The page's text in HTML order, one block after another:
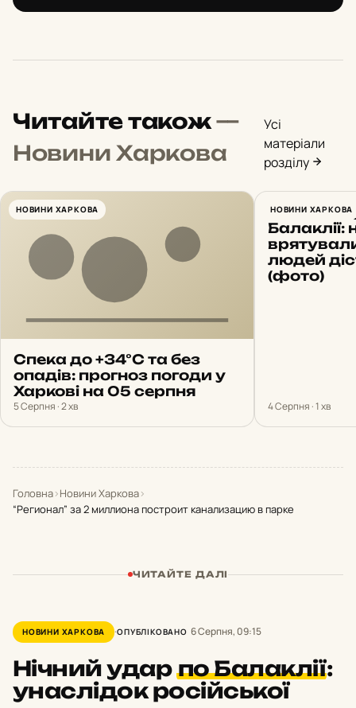
Читайте також—
Новини Харкова
Усі
матеріали
розділу
НОВИНИ ХАРКОВА
Спека до +34°С та без
опадів: прогноз погоди у
Харкові на 05 серпня
5 Серпня · 2 хв
НОВИНИ ХАРКОВА
Ракетний
людей
(фото)
4 Серпня · 1 хв
Головна›Новини Харкова›
“Регионал” за 2 миллиона построит канализацию в парке
ЧИТАЙТЕ ДАЛІ
НОВИНИ ХАРКОВА ОПУБЛІКОВАНО 6 Серпня, 09:15
Нічний удар по Балаклії:
унаслідок російської